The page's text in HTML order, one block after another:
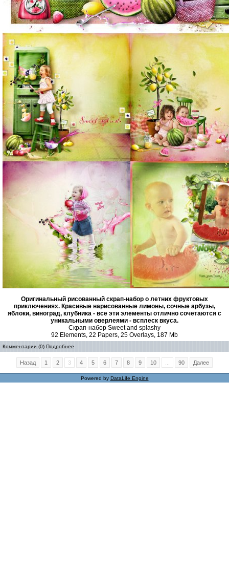
Оригинальный рисованный скрап-набор о летних фруктовых
приключениях. Красивые нарисованные лимоны, сочные арбузы,
яблоки, виноград, клубника - все эти элементы отлично сочетаются с
уникальными оверлеями - всплеск вкуса.
Скрап-набор Sweet and splashy
92 Elements, 22 Papers, 25 Overlays, 187 Mb
Комментарии (0) Подробнее
Назад 1 2 3 4 5 6 7 8 9 10 90 Далее
Powered by DataLife Engine